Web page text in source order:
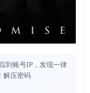
到账号IP，发现一律
解压密码